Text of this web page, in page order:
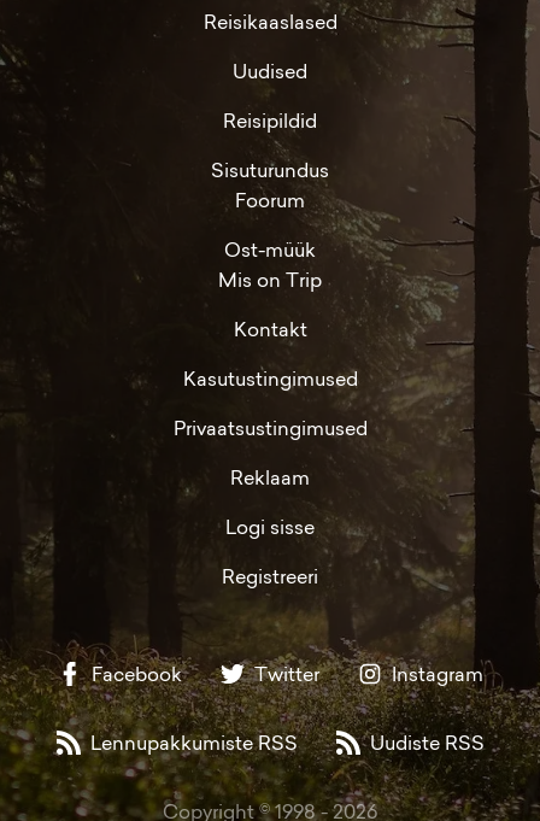
Reisikaaslased
Uudised
Reisipildid
Sisuturundus
Foorum
Ost-müük
Mis on Trip
Kontakt
Kasutustingimused
Privaatsustingimused
Reklaam
Logi sisse
Registreeri
Facebook Twitter Instagram
Lennupakkumiste RSS Uudiste RSS
Copyright © 1998 -2026